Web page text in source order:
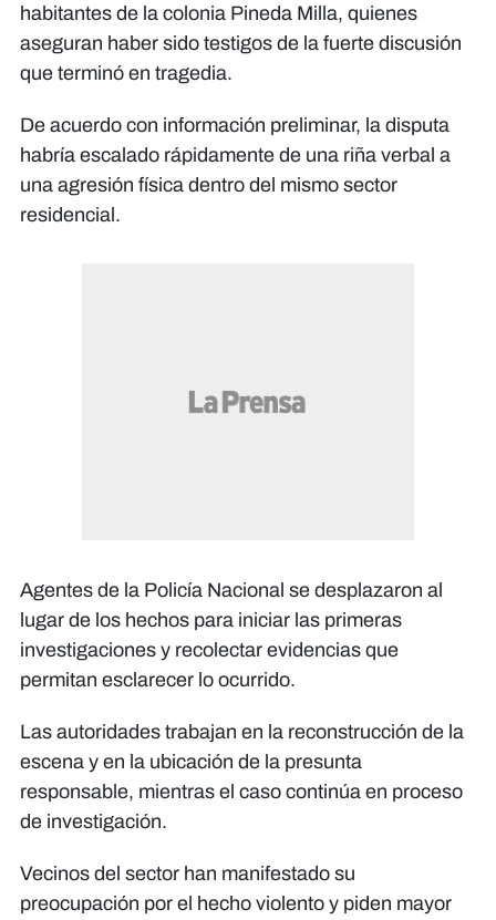
habitantes de la colonia Pineda Milla, quienes
aseguran haber sido testigos de la fuerte discusión
que terminó en tragedia.
De acuerdo con información preliminar, la disputa
habría escalado rápidamente de una riña verbal a
una agresión física dentro del mismo sector
residencial.
Agentes de la Policía Nacional se desplazaron al
lugar de los hechos para iniciar las primeras
investigaciones y recolectar evidencias que
permitan esclarecer lo ocurrido.
Las autoridades trabajan en la reconstrucción de la
escena y en la ubicación de la presunta
responsable, mientras el caso continúa en proceso
de investigación.
Vecinos del sector han manifestado su
preocupación por el hecho violento y piden mayor